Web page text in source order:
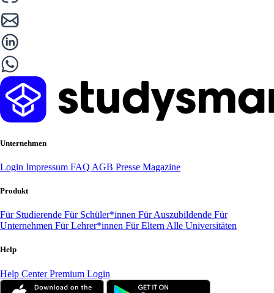
Unternehmen
Login Impressum FAQ AGB Presse Magazine
Produkt
Für Studierende Für Schüler*innen Für Auszubildende Für
Unternehmen Für Lehrer*innen Für Eltern Alle Universitäten
Help
Help CenterPremium Login